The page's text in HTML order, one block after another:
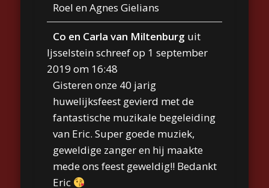
Roel en Agnes Gielians
Co en Carla van Miltenburg uit
Ijsselsteinschreef op 1 september
2019 om 16:48
Gisteren onze 40 jarig
huwelijksfeest gevierd met de
fantastische muzikale begeleiding
van Eric. Super goede muziek,
geweldige zanger en hij maakte
mede ons feest geweldig!! Bedankt
Eric